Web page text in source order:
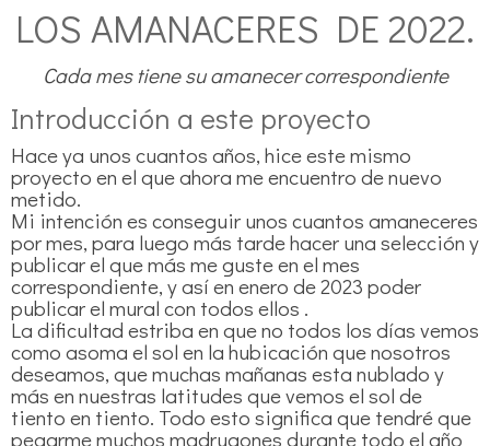
LOS AMANACERES DE 2022.
Cada mes tiene su amanecer correspondiente
Introducción a este proyecto
Hace ya unos cuantos años, hice este mismo
proyecto en el que ahora me encuentro de nuevo
metido.
Mi intención es conseguir unos cuantos amaneceres
por mes, para luego más tarde hacer una selección y
publicar el que más me guste en el mes
correspondiente, y así en enero de 2023 poder
publicar el mural con todos ellos .
La dificultad estriba en que no todos los días vemos
como asoma el sol en la hubicación que nosotros
deseamos, que muchas mañanas esta nublado y
más en nuestras latitudes que vemos el sol de
tiento en tiento. Todo esto significa que tendré que
pegarme muchos madrugones durante todo el año